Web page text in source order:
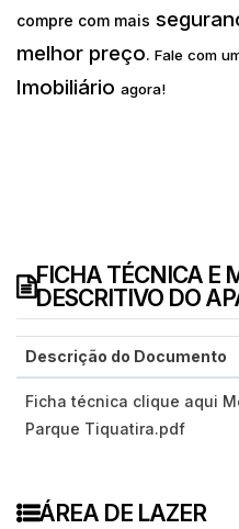
compre com mais
melhor preço. Fale com
Imobiliário agora!
FICHA TÉCNICA E
DESCRITIVO DO
Descrição do Documento
Ficha técnica clique aqui
Parque Tiquatira.pdf
ÁREA DE LAZER